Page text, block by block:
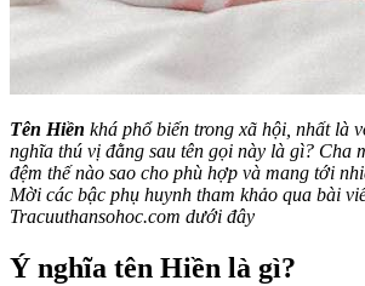
Tên Hiền khá phổ biến trong xã hội, nhất là
nghĩa thú vị đằng sau tên gọi này là gì? Cha
đệm thế nào sao cho phù hợp và mang tới
Mời các bậc phụ huynh tham khảo qua bài
Tracuuthansohoc.com dưới đây
Ý nghĩa tên Hiền là gì?